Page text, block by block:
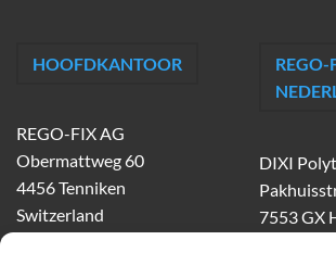
HOOFDKANTOOR
REGO-FIX AG
Obermattweg 60
4456 Tenniken
Switzerland
REGO-
DIXI
7553 GX